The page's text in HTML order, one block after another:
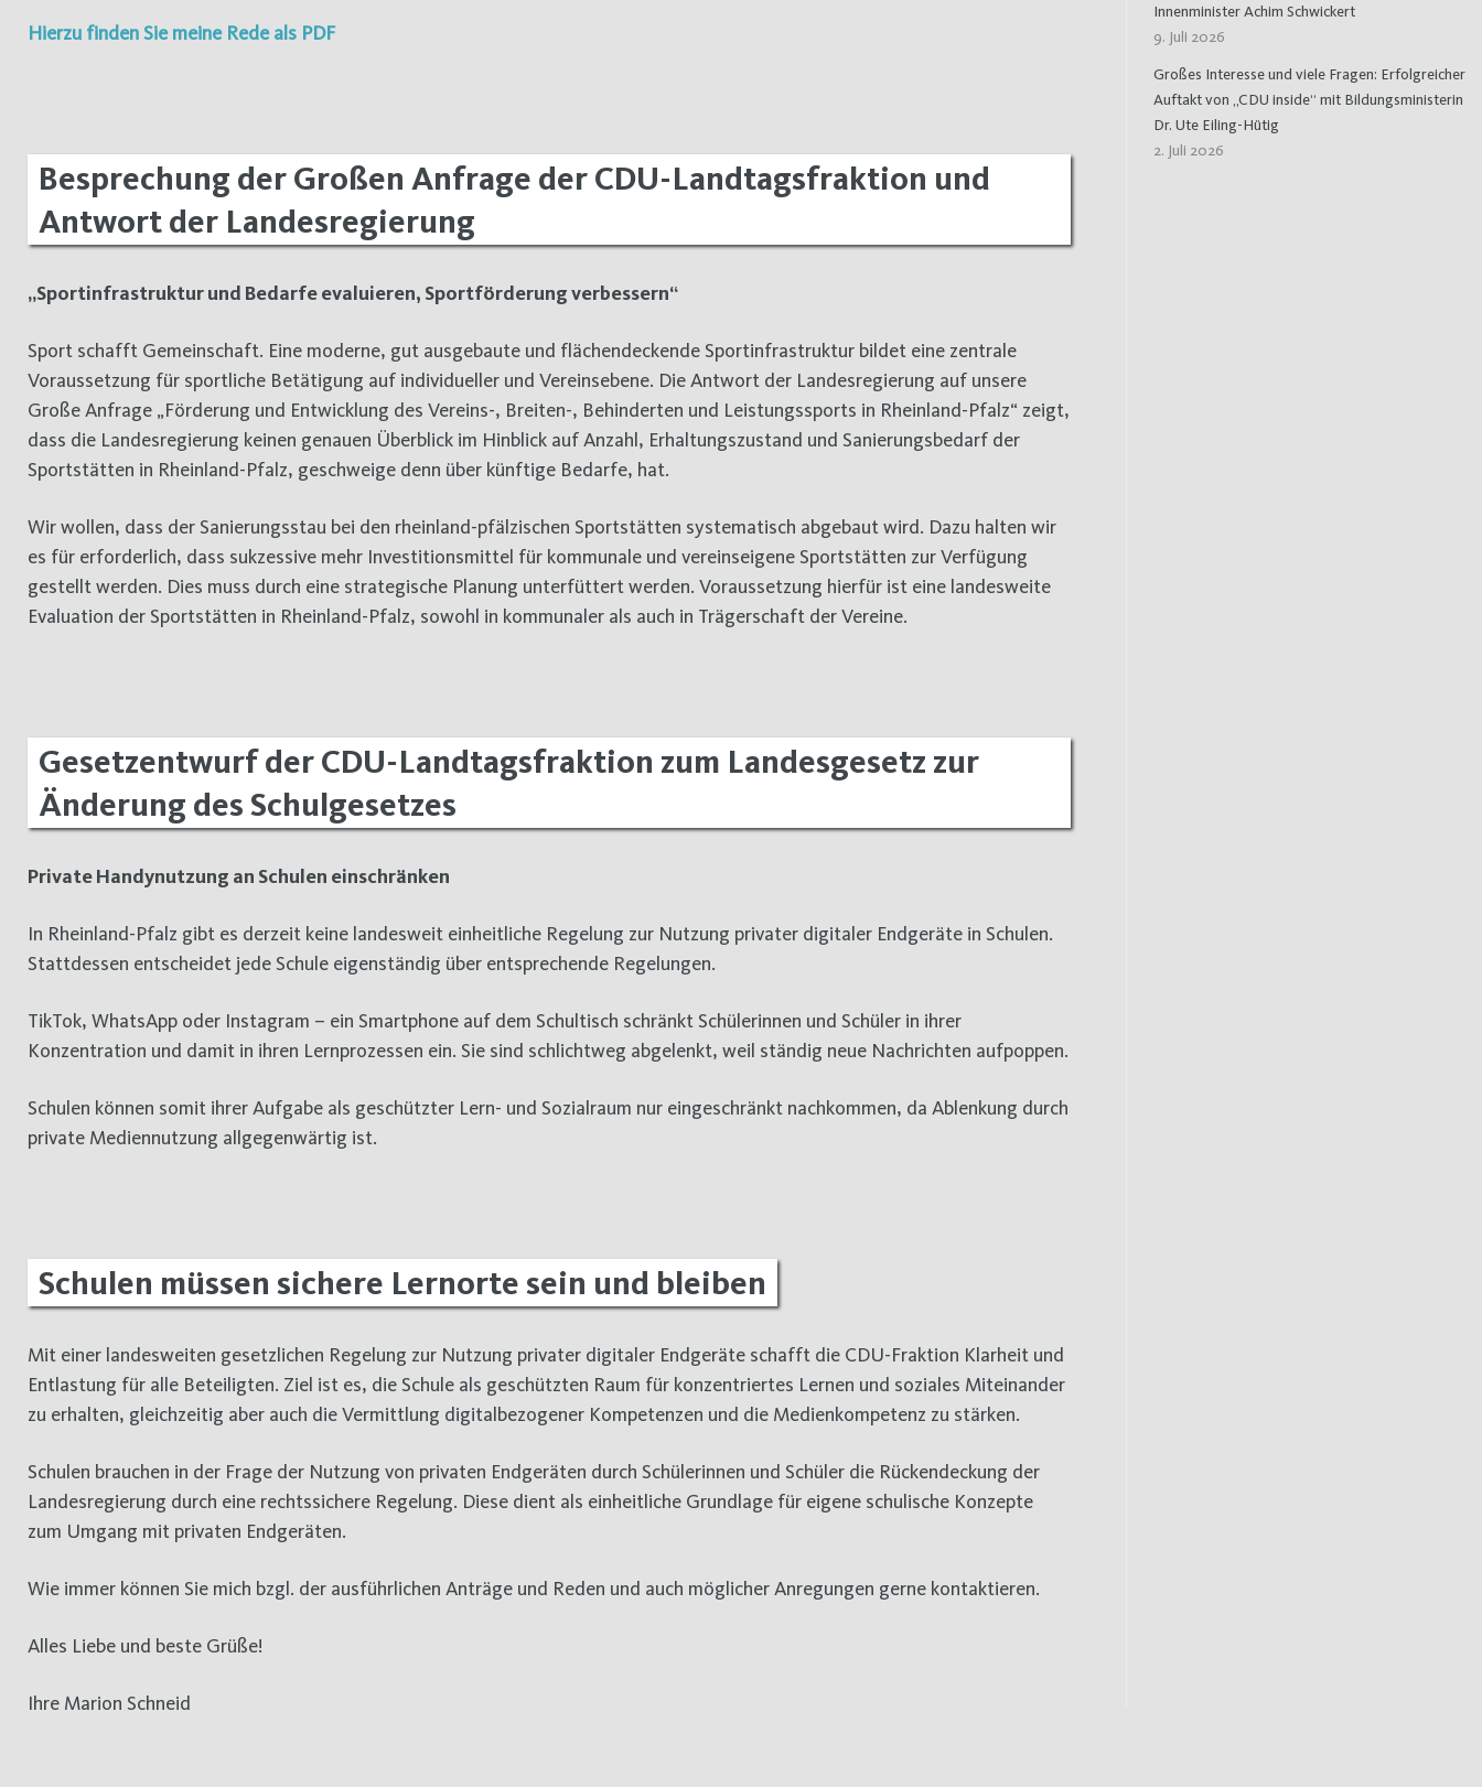
Hierzu finden Sie meine Rede als PDF
Besprechung der Großen Anfrage der CDU-Landtagsfraktion und
Antwort der Landesregierung
„Sportinfrastruktur und Bedarfe evaluieren, Sportförderung verbessern“
Sport schafft Gemeinschaft. Eine moderne, gut ausgebaute und flächendeckende Sportinfrastruktur bildet eine zentrale
Voraussetzung für sportliche Betätigung auf individueller und Vereinsebene. Die Antwort der Landesregierung auf unsere
Große Anfrage „Förderung und Entwicklung des Vereins-, Breiten-, Behinderten und Leistungssports in Rheinland-Pfalz“ zeigt,
dass die Landesregierung keinen genauen Überblick im Hinblick auf Anzahl, Erhaltungszustand und Sanierungsbedarf der
Sportstätten in Rheinland-Pfalz, geschweige denn über künftige Bedarfe, hat.
Wir wollen, dass der Sanierungsstau bei den rheinland-pfälzischen Sportstätten systematisch abgebaut wird. Dazu halten wir
es für erforderlich, dass sukzessive mehr Investitionsmittel für kommunale und vereinseigene Sportstätten zur Verfügung
gestellt werden. Dies muss durch eine strategische Planung unterfüttert werden. Voraussetzung hierfür ist eine landesweite
Evaluation der Sportstätten in Rheinland-Pfalz, sowohl in kommunaler als auch in Trägerschaft der Vereine.
Gesetzentwurf der CDU-Landtagsfraktion zum Landesgesetz zur
Änderung des Schulgesetzes
Private Handynutzung an Schulen einschränken
In Rheinland-Pfalz gibt es derzeit keine landesweit einheitliche Regelung zur Nutzung privater digitaler Endgeräte in Schulen.
Stattdessen entscheidet jede Schule eigenständig über entsprechende Regelungen.
TikTok, WhatsApp oder Instagram – ein Smartphone auf dem Schultisch schränkt Schülerinnen und Schüler in ihrer
Konzentration und damit in ihren Lernprozessen ein. Sie sind schlichtweg abgelenkt, weil ständig neue Nachrichten aufpoppen.
Schulen können somit ihrer Aufgabe als geschützter Lern- und Sozialraum nur eingeschränkt nachkommen, da Ablenkung durch
private Mediennutzung allgegenwärtig ist.
Schulen müssen sichere Lernorte sein und bleiben
Mit einer landesweiten gesetzlichen Regelung zur Nutzung privater digitaler Endgeräte schafft die CDU-Fraktion Klarheit und
Entlastung für alle Beteiligten. Ziel ist es, die Schule als geschützten Raum für konzentriertes Lernen und soziales Miteinander
zu erhalten, gleichzeitig aber auch die Vermittlung digitalbezogener Kompetenzen und die Medienkompetenz zu stärken.
Schulen brauchen in der Frage der Nutzung von privaten Endgeräten durch Schülerinnen und Schüler die Rückendeckung der
Landesregierung durch eine rechtssichere Regelung. Diese dient als einheitliche Grundlage für eigene schulische Konzepte
zum Umgang mit privaten Endgeräten.
Wie immer können Sie mich bzgl. der ausführlichen Anträge und Reden und auch möglicher Anregungen gerne kontaktieren.
Alles Liebe und beste Grüße!
Ihre Marion Schneid
Innenminister Achim Schwickert
9. Juli 2026
Großes Interesse und viele Fragen: Erfolgreicher
Auftakt von „CDU inside“ mit Bildungsministerin
Dr. Ute Eiling-Hütig
2. Juli 2026